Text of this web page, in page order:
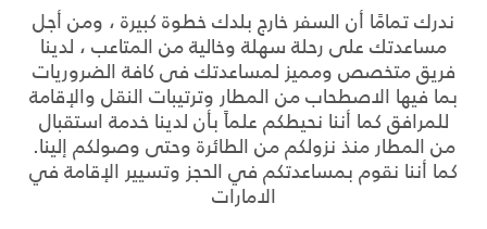
ندرك تمامًا أن السفر خارج بلدك خطوة كبيرة ، ومن أجل
مساعدتك على رحلة سهلة وخالية من المتاعب ، لدينا
فريق متخصص ومميز لمساعدتك فى كافة الضروريات
بما فيها الاصطحاب من المطار وترتيبات النقل والإقامة
للمرافق كما أننا نحيطكم علماً بأن لدينا خدمة استقبال
من المطار منذ نزولكم من الطائرة وحتى وصولكم إلينا.
كما أننا نقوم بمساعدتكم في الحجز وتسيير الإقامة في
الامارات